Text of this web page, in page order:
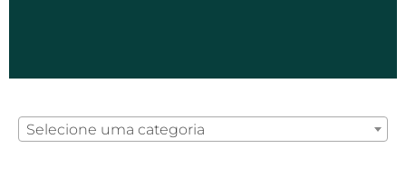
Conjunto Petit
Selecione uma categoria